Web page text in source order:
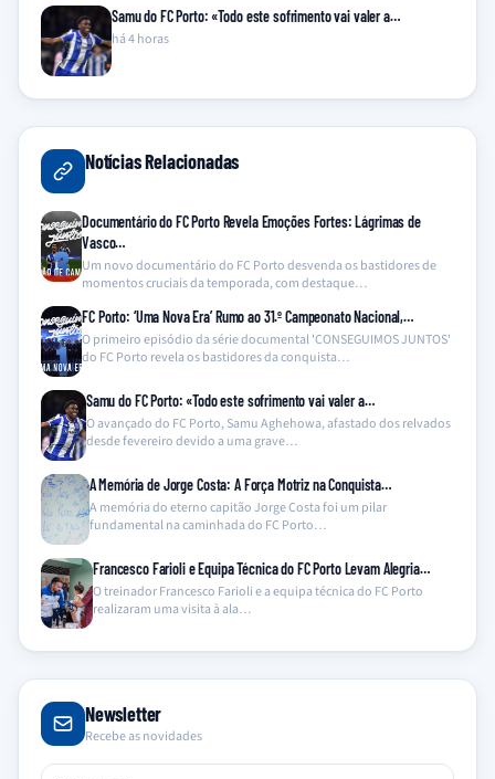
Samu do FC Porto: «Todo este sofrimento vai valer a…
há 4 horas
Notícias Relacionadas
Documentário do FC Porto Revela Emoções Fortes: Lágrimas de
Vasco…
Um novo documentário do FC Porto desvenda os bastidores de
momentos cruciais da temporada, com destaque…
FC Porto: ‘Uma Nova Era’ Rumo ao 31.º Campeonato Nacional,…
O primeiro episódio da série documental 'CONSEGUIMOS JUNTOS'
do FC Porto revela os bastidores da conquista…
Samu do FC Porto: «Todo este sofrimento vai valer a…
O avançado do FC Porto, Samu Aghehowa, afastado dos relvados
desde fevereiro devido a uma grave…
A Memória de Jorge Costa: A Força Motriz na Conquista…
A memória do eterno capitão Jorge Costa foi um pilar
fundamental na caminhada do FC Porto…
Francesco Farioli e Equipa Técnica do FC Porto Levam Alegria…
O treinador Francesco Farioli e a equipa técnica do FC Porto
realizaram uma visita à ala…
Newsletter
Recebe as novidades